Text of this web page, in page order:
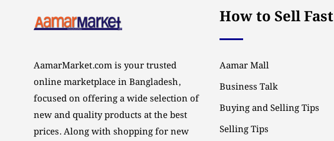
AamarMarket.com is your trusted
online marketplace in Bangladesh,
focused on offering a wide selection of
new and quality products at the best
prices. Along with shopping for new
How to Sell Fast
Aamar Mall
Business Talk
Buying and Selling Tips
Selling Tips